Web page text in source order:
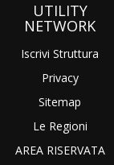
UTILITY
NETWORK
Iscrivi Struttura
Privacy
Sitemap
Le Regioni
AREA RISERVATA